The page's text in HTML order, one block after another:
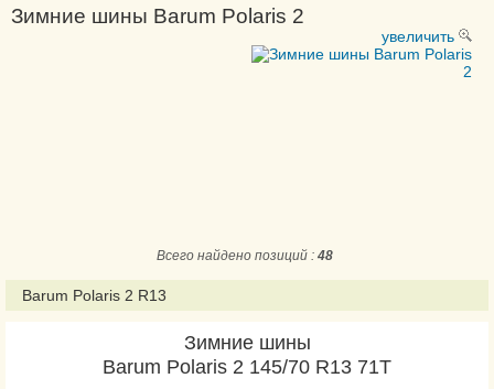
Bravuris 6
Зимние шины Barum Polaris 2
увеличить
Всего найдено позиций : 48
Barum Polaris 2 R13
Зимние шины
Barum Polaris 2 145/70 R13 71T